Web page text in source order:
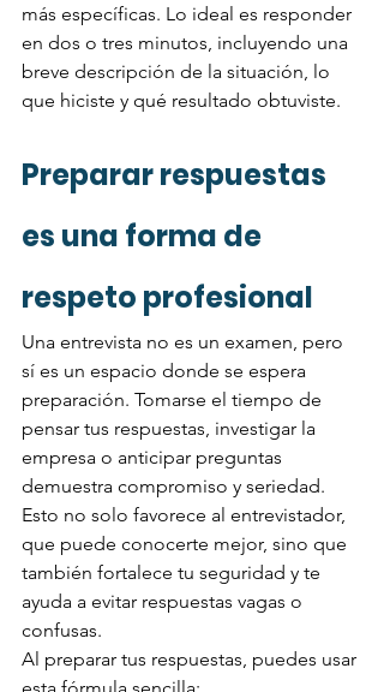
más específicas. Lo ideal es responder
en dos o tres minutos, incluyendo una
breve descripción de la situación, lo
que hiciste y qué resultado obtuviste.
Preparar respuestas
es una forma de
respeto profesional
Una entrevista no es un examen, pero
sí es un espacio donde se espera
preparación. Tomarse el tiempo de
pensar tus respuestas, investigar la
empresa o anticipar preguntas
demuestra compromiso y seriedad.
Esto no solo favorece al entrevistador,
que puede conocerte mejor, sino que
también fortalece tu seguridad y te
ayuda a evitar respuestas vagas o
confusas.
Al preparar tus respuestas, puedes usar
esta fórmula sencilla: